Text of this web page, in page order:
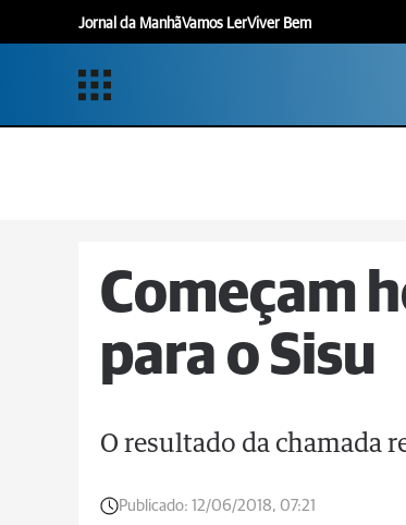
Jornal da ManhãVamos LerViver Bem
Começam
para o Sisu
O resultado da chamada
Publicado: 12/06/2018, 07:21